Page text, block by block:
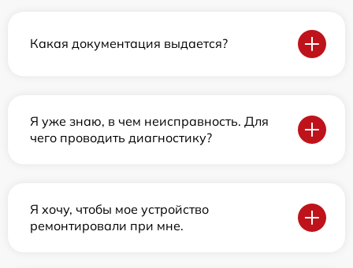
Какая документация выдается?
Я уже знаю, в чем неисправность. Для
чего проводить диагностику?
Я хочу, чтобы мое устройство
ремонтировали при мне.